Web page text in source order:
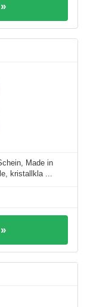
Made in
kristallkla ...